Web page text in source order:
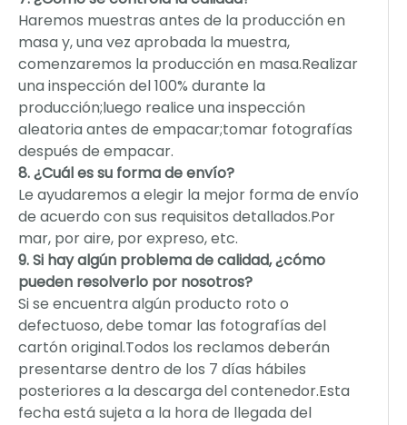
Haremos muestras antes de la producción en
masa y, una vez aprobada la muestra,
comenzaremos la producción en masa.Realizar
una inspección del 100% durante la
producción;luego realice una inspección
aleatoria antes de empacar;tomar fotografías
después de empacar.
8. ¿Cuál es su forma de envío?
Le ayudaremos a elegir la mejor forma de envío
de acuerdo con sus requisitos detallados.Por
mar, por aire, por expreso, etc.
9. Si hay algún problema de calidad, ¿cómo
pueden resolverlo por nosotros?
Si se encuentra algún producto roto o
defectuoso, debe tomar las fotografías del
cartón original.Todos los reclamos deberán
presentarse dentro de los 7 días hábiles
posteriores a la descarga del contenedor.Esta
fecha está sujeta a la hora de llegada del